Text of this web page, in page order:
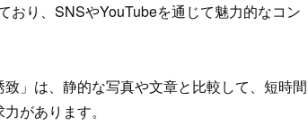
おり、SNSやYouTubeを通じて魅力的なコン
」は、静的な写真や文章と比較して、短時間
があります。